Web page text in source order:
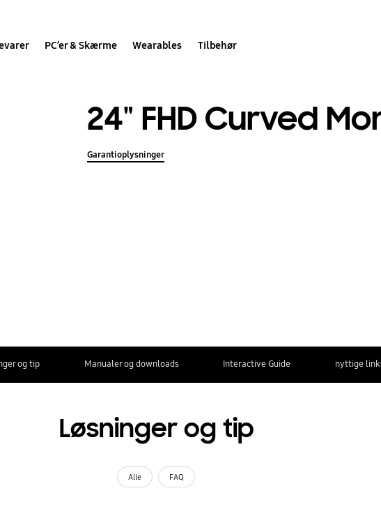
PC’er & Skærme Wearables Tilbehør
24" FHD Curved
Garantioplysninger
og tip Manualer og downloads Interactive Guide nyttige
Løsninger og tip
Alle FAQ